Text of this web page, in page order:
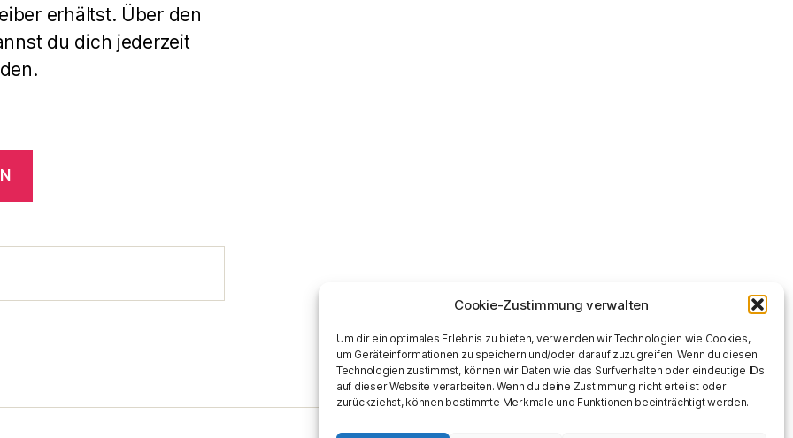
Cookie-Zustimmung verwalten
Um dir ein optimales Erlebnis zu bieten, verwenden wir Technologien wie Cookies,
um Geräteinformationen zu speichern und/oder darauf zuzugreifen. Wenn du diesen
Technologien zustimmst, können wir Daten wie das Surfverhalten oder eindeutige IDs
auf dieser Website verarbeiten. Wenn du deine Zustimmung nicht erteilst oder
zurückziehst, können bestimmte Merkmale und Funktionen beeinträchtigt werden.
erhältst. Über den
du dich jederzeit